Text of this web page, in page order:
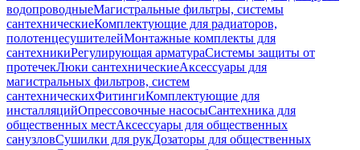
водопроводныеМагистральные фильтры, системы
сантехническиеКомплектующие для радиаторов,
полотенцесушителейМонтажные комплекты для
сантехникиРегулирующая арматураСистемы защиты от
протечекЛюки сантехническиеАксессуары для
магистральных фильтров, систем
сантехническихФитингиКомплектующие для
инсталляцийОпрессовочные насосыСантехника для
общественных местАксессуары для общественных
санузловСушилки для рукДозаторы для общественных